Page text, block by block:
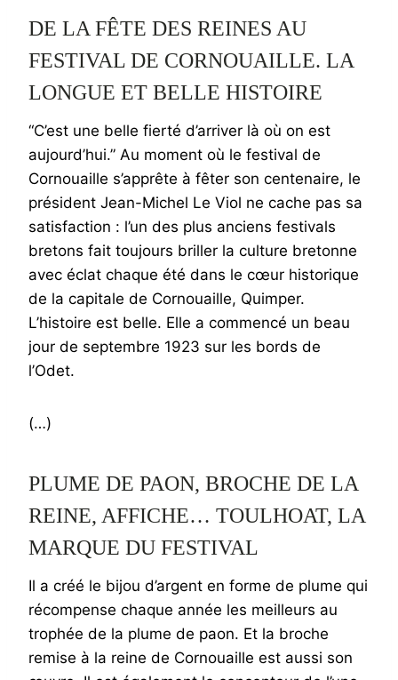
DE LA FÊTE DES REINES AU
FESTIVAL DE CORNOUAILLE. LA
LONGUE ET BELLE HISTOIRE
“C’est une belle fierté d’arriver là où on est
aujourd’hui.” Au moment où le festival de
Cornouaille s’apprête à fêter son centenaire, le
président Jean-Michel Le Viol ne cache pas sa
satisfaction : l’un des plus anciens festivals
bretons fait toujours briller la culture bretonne
avec éclat chaque été dans le cœur historique
de la capitale de Cornouaille, Quimper.
L’histoire est belle. Elle a commencé un beau
jour de septembre 1923 sur les bords de
l’Odet.
(…)
PLUME DE PAON, BROCHE DE LA
REINE, AFFICHE… TOULHOAT, LA
MARQUE DU FESTIVAL
Il a créé le bijou d’argent en forme de plume qui
récompense chaque année les meilleurs au
trophée de la plume de paon. Et la broche
remise à la reine de Cornouaille est aussi son